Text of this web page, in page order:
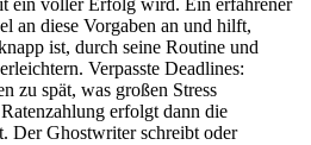
ein voller Erfolg wird. Ein erfahrener
an diese Vorgaben an und hilft,
ist, durch seine Routine und
Verpasste Deadlines:
zu spät, was großen Stress
erfolgt dann die
Der Ghostwriter schreibt oder